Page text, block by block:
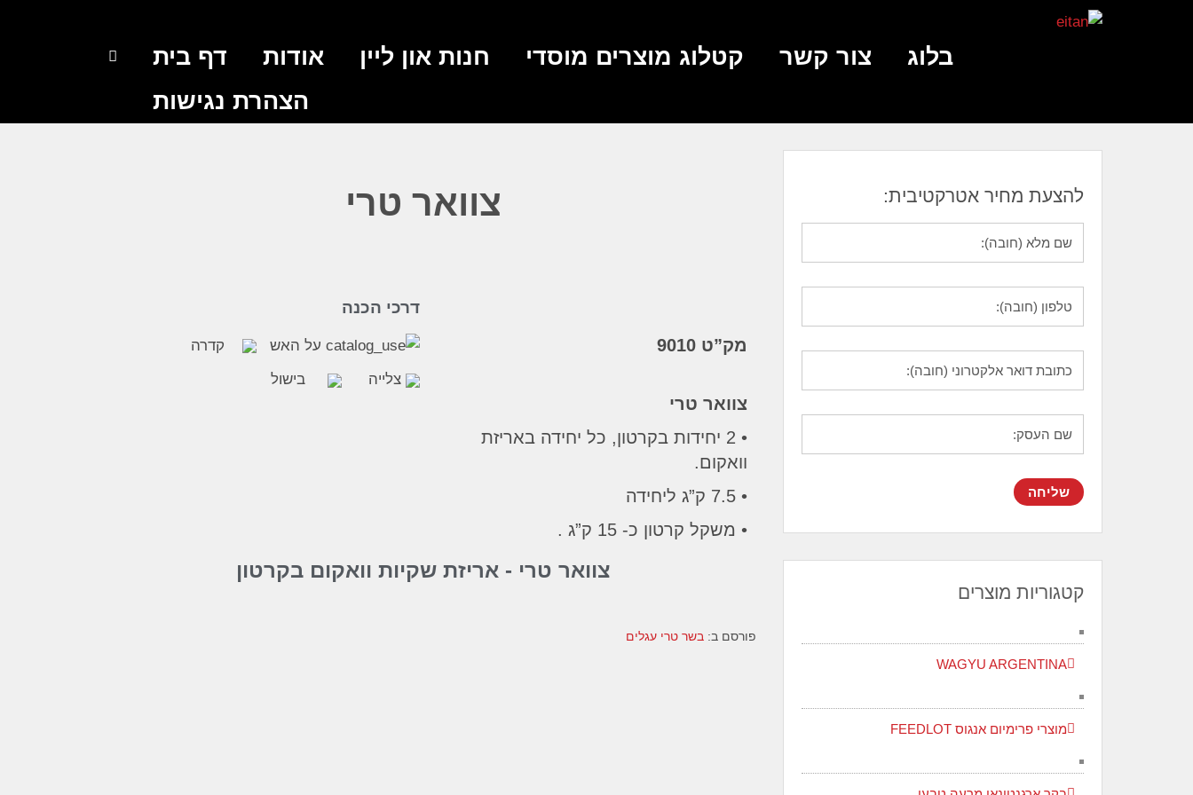
דף בית אודות חנות און ליין קטלוג מוצרים מוסדי צור קשר
בלוג
הצהרת נגישות
צוואר טרי
צוואר טרי
• 2 יחידות בקרטון, כל יחידה באריזת
וואקום.
• 7.5 ק”ג ליחידה
• משקל קרטון כ- 15 ק”ג .
דרכי הכנה
על האש קדרה
צלייה בישול
צוואר טרי - אריזת שקיות וואקום בקרטון
פורסם ב: בשר טרי עגלים
להצעת מחיר אטרקטיבית:
קטגוריות מוצרים
WAGYU ARGENTINA
מוצרי פרימיום אנגוס FEEDLOT